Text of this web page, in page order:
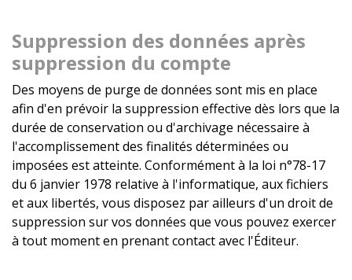
Suppression des données après
suppression du compte
Des moyens de purge de données sont mis en place
afin d'en prévoir la suppression effective dès lors que la
durée de conservation ou d'archivage nécessaire à
l'accomplissement des finalités déterminées ou
imposées est atteinte. Conformément à la loi n°78-17
du 6 janvier 1978 relative à l'informatique, aux fichiers
et aux libertés, vous disposez par ailleurs d'un droit de
suppression sur vos données que vous pouvez exercer
à tout moment en prenant contact avec l'Éditeur.